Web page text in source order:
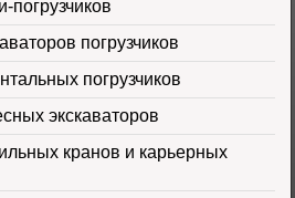
погрузчиков
погрузчиков
экскаваторов
кранов и карьерных